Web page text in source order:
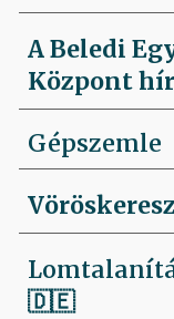
A Beledi
Központ
Gépszemle
🇩🇪